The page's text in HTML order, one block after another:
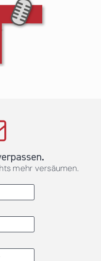
mehr versäumen.